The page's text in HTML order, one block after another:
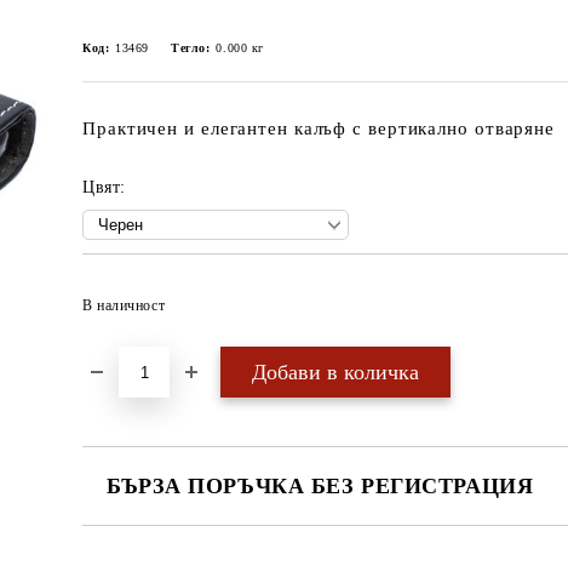
Код: 13469 Тегло: 0.000 кг
Практичен и елегантен калъф с вертикално отваряне
Цвят:
В наличност
БЪРЗА ПОРЪЧКА БЕЗ РЕГИСТРАЦИЯ